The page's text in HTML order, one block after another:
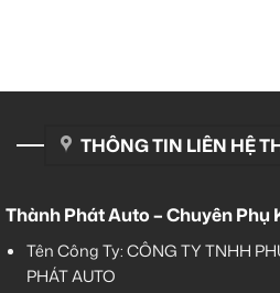
THÔNG TIN LIÊN HỆ
Thành Phát Auto – Chuyên Phụ
Tên Công Ty: CÔNG TY TNHH
PHÁT AUTO